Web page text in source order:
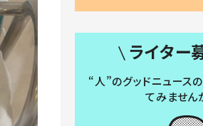
ライター
“人”のグッドニュース
てみません